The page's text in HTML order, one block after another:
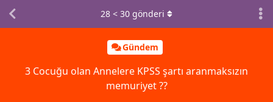
Gündem
3 Cocuğu olan Annelere KPSS şartı aranmaksızın
memuriyet ??
28 < 30 gönderi